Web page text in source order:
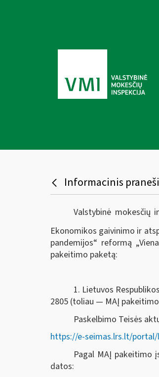
Informacinis
Valstybinė mokesčių
Ekonomikos gaivinimo ir
pandemijos“ reformą
pakeitimo paketą:
1. Lietuvos
2805 (toliau — MAĮ
Paskelbimo Teisės
https://e-seimas.lrs.lt/
Pagal MAĮ pakeitimo
datos: